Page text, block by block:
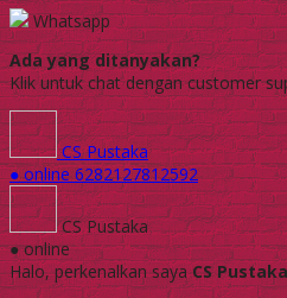
Whatsapp
Ada yang ditanyakan?
Klik untuk chat dengan customer
CS Pustaka
● online 6282127812592
CS Pustaka
● online
Halo, perkenalkan sayaCS Pustaka